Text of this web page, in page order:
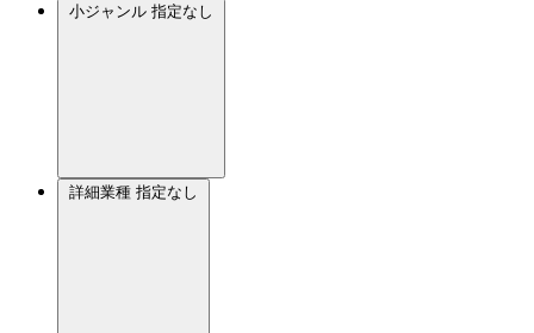
小ジャンル 指定なし
詳細業種 指定なし